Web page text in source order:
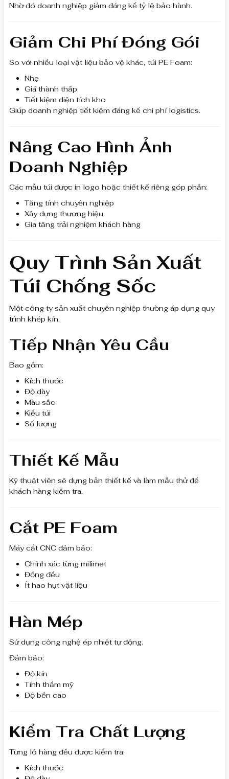
Nhờ đó doanh nghiệp giảm đáng kể tỷ lệ bảo hành.
Giảm Chi Phí Đóng Gói
So với nhiều loại vật liệu bảo vệ khác, túi PE Foam:
Nhẹ
Giá thành thấp
Tiết kiệm diện tích kho
Giúp doanh nghiệp tiết kiệm đáng kể chi phí logistics.
Nâng Cao Hình Ảnh
Doanh Nghiệp
Các mẫu túi được in logo hoặc thiết kế riêng góp phần:
Tăng tính chuyên nghiệp
Xây dựng thương hiệu
Gia tăng trải nghiệm khách hàng
Quy Trình Sản Xuất
Túi Chống Sốc
Một công ty sản xuất chuyên nghiệp thường áp dụng quy
trình khép kín.
Tiếp Nhận Yêu Cầu
Bao gồm:
Kích thước
Độ dày
Màu sắc
Kiểu túi
Số lượng
Thiết Kế Mẫu
Kỹ thuật viên sẽ dựng bản thiết kế và làm mẫu thử để
khách hàng kiểm tra.
Cắt PE Foam
Máy cắt CNC đảm bảo:
Chính xác từng milimet
Đồng đều
Ít hao hụt vật liệu
Hàn Mép
Sử dụng công nghệ ép nhiệt tự động.
Đảm bảo:
Độ kín
Tính thẩm mỹ
Độ bền cao
Kiểm Tra Chất Lượng
Từng lô hàng đều được kiểm tra:
Kích thước